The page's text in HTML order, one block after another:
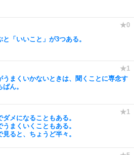
と「いいこと」が3つある。
うまくいかないときは、聞くことに専念す
ん。
ダメになることもある。
うまくいくこともある。
見ると、ちょうど半々。